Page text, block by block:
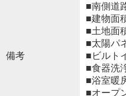
備考
■南側道
■建物面
■土地面
■太陽パ
■ビルト
■食器洗
■浴室暖
■オープ